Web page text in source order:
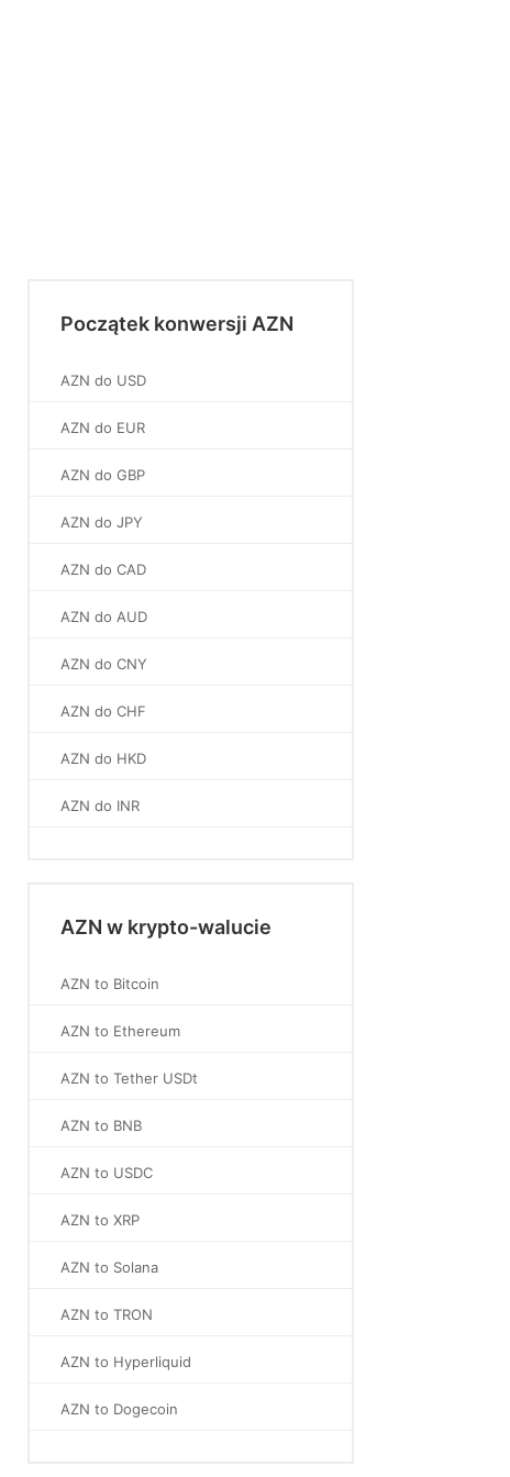
Początek konwersji AZN
AZN do USD
AZN do EUR
AZN do GBP
AZN do JPY
AZN do CAD
AZN do AUD
AZN do CNY
AZN do CHF
AZN do HKD
AZN do INR
AZN w krypto-walucie
AZN to Bitcoin
AZN to Ethereum
AZN to Tether USDt
AZN to BNB
AZN to USDC
AZN to XRP
AZN to Solana
AZN to TRON
AZN to Hyperliquid
AZN to Dogecoin